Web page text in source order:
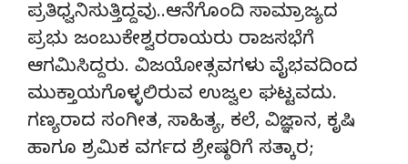
ಪ್ರತಿಧ್ವನಿಸುತ್ತಿದ್ದವು..ಆನೆಗೊಂದಿ ಸಾಮ್ರಾಜ್ಯದ
ಪ್ರಭು ಜಂಬುಕೇಶ್ವರರಾಯರು ರಾಜಸಭೆಗೆ
ಆಗಮಿಸಿದ್ದರು. ವಿಜಯೋತ್ಸವಗಳು ವೈಭವದಿಂದ
ಮುಕ್ತಾಯಗೊಳ್ಳಲಿರುವ ಉಜ್ವಲ ಘಟ್ಟವದು.
ಗಣ್ಯರಾದ ಸಂಗೀತ, ಸಾಹಿತ್ಯ, ಕಲೆ, ವಿಜ್ಞಾನ, ಕೃಷಿ
ಹಾಗೂ ಶ್ರಮಿಕ ವರ್ಗದ ಶ್ರೇಷ್ಠರಿಗೆ ಸತ್ಕಾರ;